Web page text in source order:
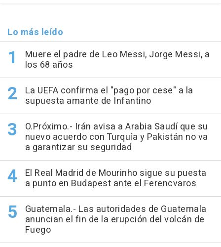
Lo más leído
Muere el padre de Leo Messi, Jorge Messi, a
los 68 años
La UEFA confirma el "pago por cese" a la
supuesta amante de Infantino
O.Próximo.- Irán avisa a Arabia Saudí que su
nuevo acuerdo con Turquía y Pakistán no va
a garantizar su seguridad
El Real Madrid de Mourinho sigue su puesta
a punto en Budapest ante el Ferencvaros
Guatemala.- Las autoridades de Guatemala
anuncian el fin de la erupción del volcán de
Fuego